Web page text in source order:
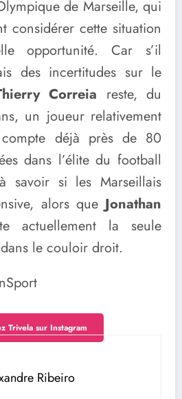
de Marseille, qui
considérer cette situation
opportunité. Car s’il
des incertitudes sur le
Correia reste, du
un joueur relativement
déjà près de 80
dans l’élite du football
savoir si les Marseillais
alors queJonathan
actuellement la seule
le couloir droit.
Trivela sur Instagram
Ribeiro